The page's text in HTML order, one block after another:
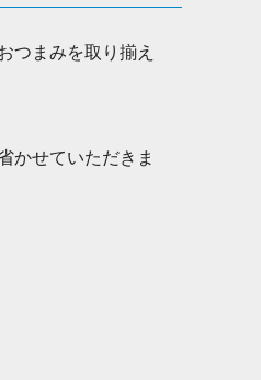
つまみを取り揃え
かせていただきま